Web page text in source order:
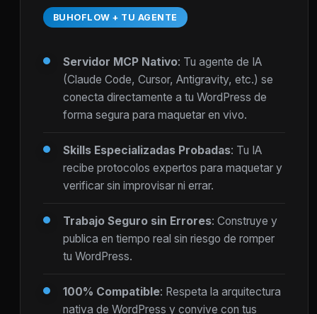
BUHOFLOW + TU AGENTE
Servidor MCP Nativo: Tu agente de IA
(Claude Code, Cursor, Antigravity, etc.) se
conecta directamente a tu WordPress de
forma segura para maquetar en vivo.
Skills Especializadas Probadas: Tu IA
recibe protocolos expertos para maquetar y
verificar sin improvisar ni errar.
Trabajo Seguro sin Errores: Construye y
publica en tiempo real sin riesgo de romper
tu WordPress.
100% Compatible: Respeta la arquitectura
nativa de WordPress y convive con tus